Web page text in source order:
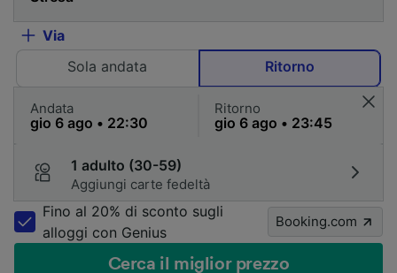
Via
Sola andata
Ritorno
Andata Ritorno
1 adulto (30-59)
Aggiungi carte fedeltà
Fino al 20% di sconto sugli
alloggi con Genius
Booking.com
Cerca il miglior prezzo